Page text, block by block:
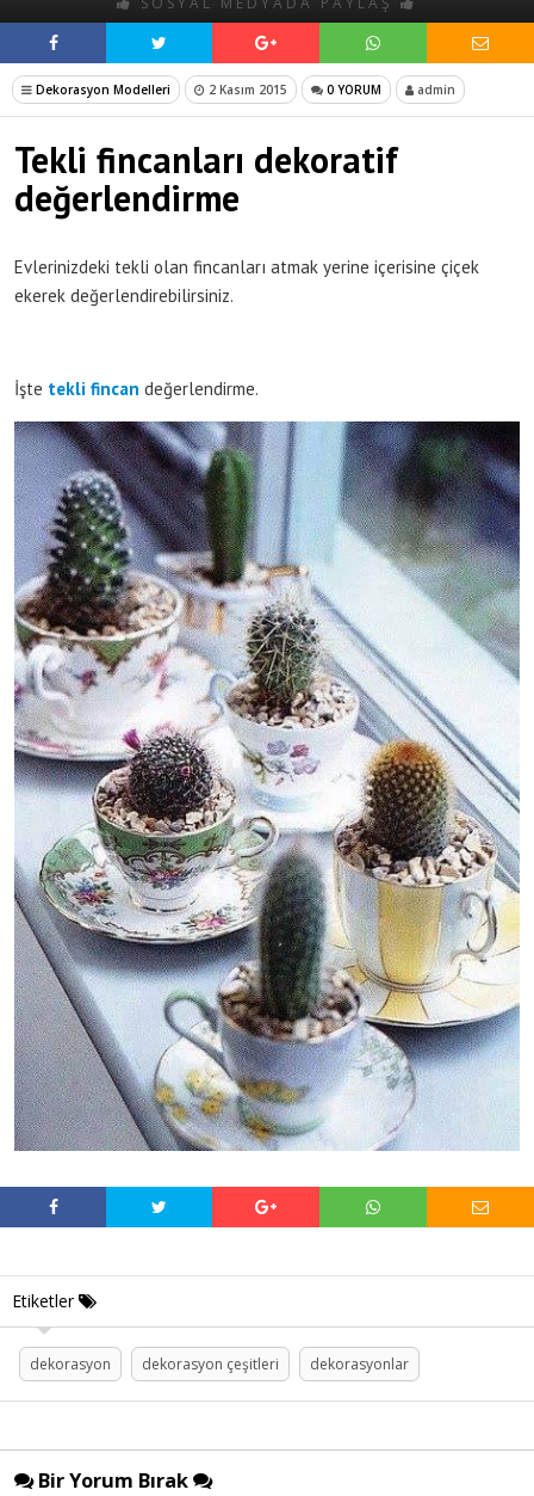
Dekorasyon Modelleri 2 Kasım 2015 0 YORUM admin
Tekli fincanları dekoratif
değerlendirme
Evlerinizdeki tekli olan fincanları atmak yerine içerisine çiçek
ekerek değerlendirebilirsiniz.
İşte tekli fincan değerlendirme.
Etiketler
dekorasyon dekorasyon çeşitleri dekorasyonlar
Bir Yorum Bırak